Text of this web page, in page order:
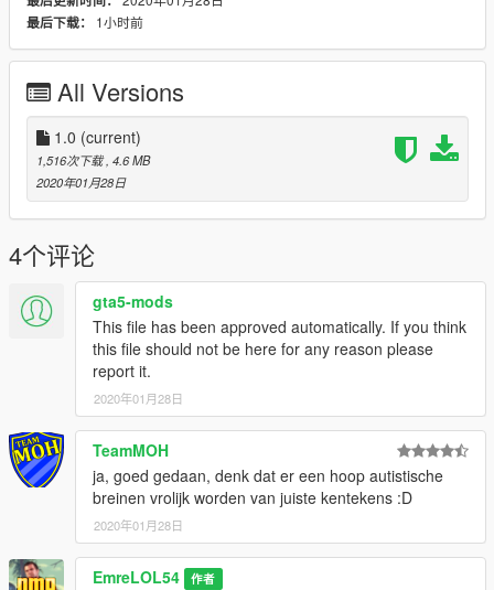
NL Plates: NiemandMinderDan
Screenshots: NiemandMinderDan
最后下载：
1小时前
All Versions
1.0 (current)
1,516次下载, 4.6 MB
2020年01月28日
4个评论
gta5-mods
This file has been approved automatically. If you think
this file should not be here for any reason please
report it.
2020年01月28日
TeamMOH
ja, goed gedaan, denk dat er een hoop autistische
breinen vrolijk worden van juiste kentekens :D
2020年01月28日
EmreLOL54 作者